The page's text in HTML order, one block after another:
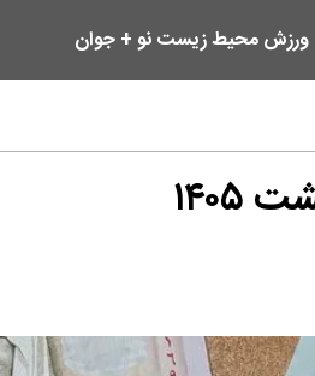
ورزشمحیط زیستنو + جوان